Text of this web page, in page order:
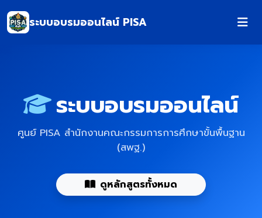
ระบบอบรมออนไลน์ PISA
ระบบอบรมออนไลน์
ศูนย์ PISA สำนักงานคณะกรรมการการศึกษาขั้นพื้นฐาน
(สพฐ.)
ดูหลักสูตรทั้งหมด